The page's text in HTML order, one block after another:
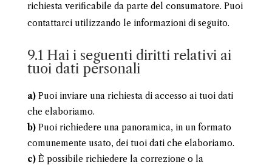
richiesta verificabile da parte del consumatore. Puoi
contattarci utilizzando le informazioni di seguito.
9.1 Hai i seguenti diritti relativi ai
tuoi dati personali
Puoi inviare una richiesta di accesso ai tuoi dati
che elaboriamo.
Puoi richiedere una panoramica, in un formato
comunemente usato, dei tuoi dati che elaboriamo.
È possibile richiedere la correzione o la